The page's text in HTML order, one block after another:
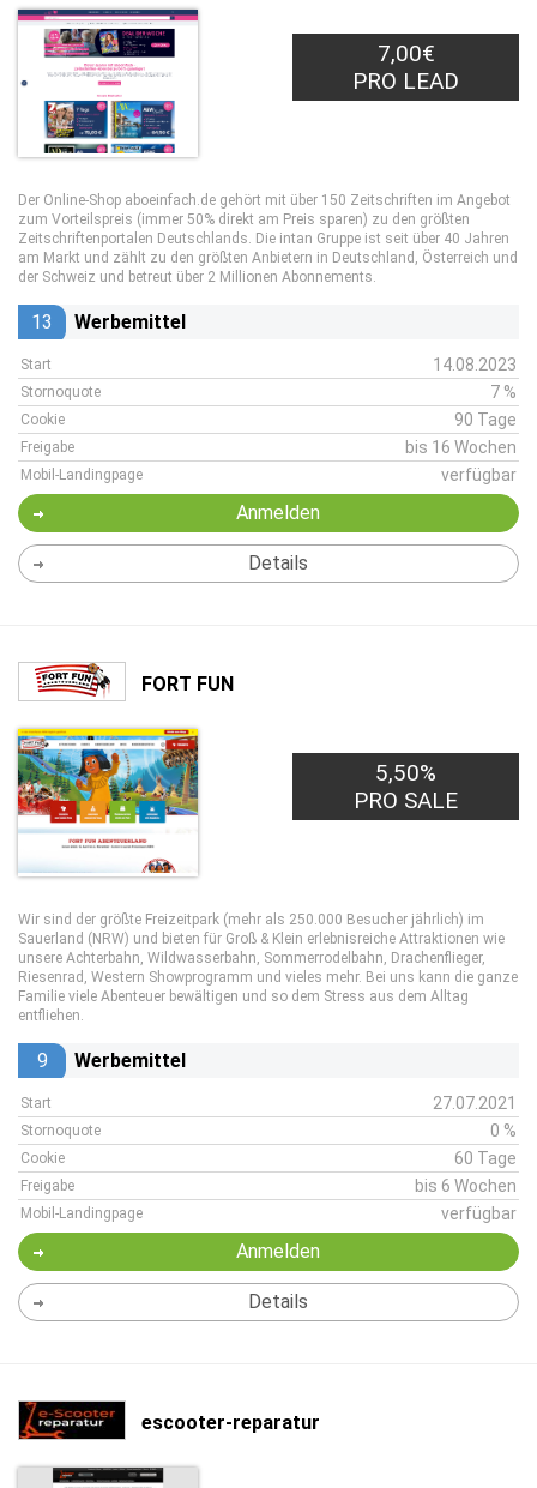
7,00€
PRO LEAD
Der Online-Shop aboeinfach.de gehört mit über 150 Zeitschriften im Angebot
zum Vorteilspreis (immer 50% direkt am Preis sparen) zu den größten
Zeitschriftenportalen Deutschlands. Die intan Gruppe ist seit über 40 Jahren
am Markt und zählt zu den größten Anbietern in Deutschland, Österreich und
der Schweiz und betreut über 2 Millionen Abonnements.
13 Werbemittel
Start 14.08.2023
Stornoquote 7 %
Cookie 90 Tage
Freigabe bis 16 Wochen
Mobil-Landingpage verfügbar
Anmelden
Details
FORT FUN
5,50%
PRO SALE
Wir sind der größte Freizeitpark (mehr als 250.000 Besucher jährlich) im
Sauerland (NRW) und bieten für Groß & Klein erlebnisreiche Attraktionen wie
unsere Achterbahn, Wildwasserbahn, Sommerrodelbahn, Drachenflieger,
Riesenrad, Western Showprogramm und vieles mehr. Bei uns kann die ganze
Familie viele Abenteuer bewältigen und so dem Stress aus dem Alltag
entfliehen.
9 Werbemittel
Start 27.07.2021
Stornoquote 0 %
Cookie 60 Tage
Freigabe bis 6 Wochen
Mobil-Landingpage verfügbar
Anmelden
Details
escooter-reparatur